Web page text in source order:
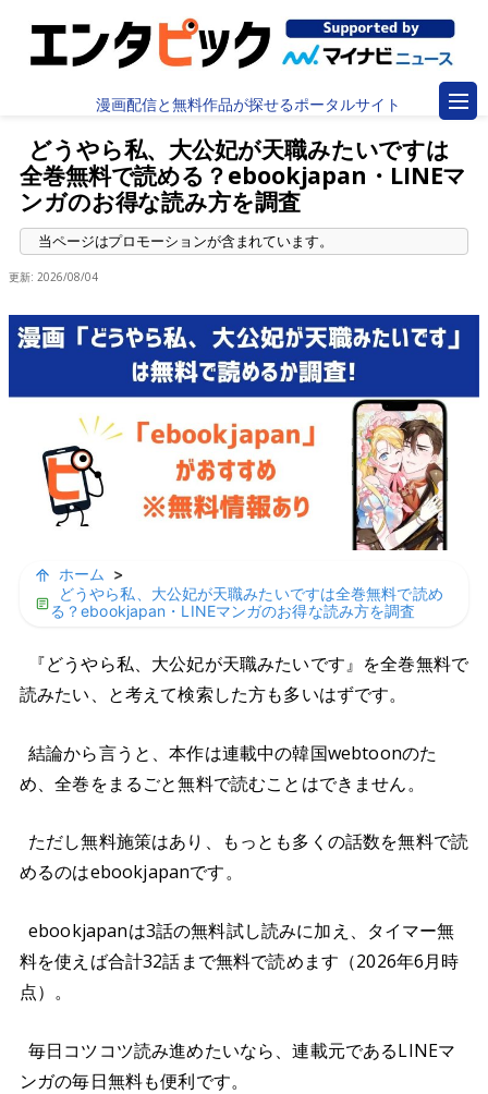
漫画配信と無料作品が探せるポータルサイト
どうやら私、大公妃が天職みたいですは
全巻無料で読める？ebookjapan・LINEマ
ンガのお得な読み方を調査
更新: 2026/08/04
ホーム
>
どうやら私、大公妃が天職みたいですは全巻無料で読め
る？ebookjapan・LINEマンガのお得な読み方を調査
『どうやら私、大公妃が天職みたいです』を全巻無料で
読みたい、と考えて検索した方も多いはずです。
結論から言うと、本作は連載中の韓国webtoonのた
め、全巻をまるごと無料で読むことはできません。
ただし無料施策はあり、もっとも多くの話数を無料で読
めるのはebookjapanです。
ebookjapanは3話の無料試し読みに加え、タイマー無
料を使えば合計32話まで無料で読めます（2026年6月時
点）。
毎日コツコツ読み進めたいなら、連載元であるLINEマ
ンガの毎日無料も便利です。